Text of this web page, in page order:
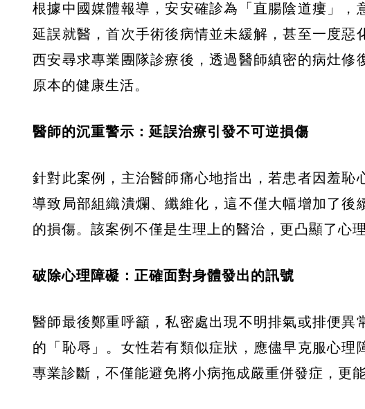
根據中國媒體報導，安安確診為「直腸陰道瘻」
延誤就醫，首次手術後病情並未緩解，甚至一度
西安尋求專業團隊診療後，透過醫師縝密的病灶
原本的健康生活。
醫師的沉重警示：延誤治療引發不可逆損傷
針對此案例，主治醫師痛心地指出，若患者因羞
導致局部組織潰爛、纖維化，這不僅大幅增加了
的損傷。該案例不僅是生理上的醫治，更凸顯了心
破除心理障礙：正確面對身體發出的訊號
醫師最後鄭重呼籲，私密處出現不明排氣或排便
的「恥辱」。女性若有類似症狀，應儘早克服心
專業診斷，不僅能避免將小病拖成嚴重併發症，更